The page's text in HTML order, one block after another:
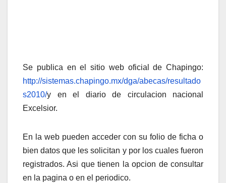
Se publica en el sitio web oficial de Chapingo:
http://sistemas.chapingo.mx/dga/abecas/resultado
s2010/y en el diario de circulacion nacional
Excelsior.
En la web pueden acceder con su folio de ficha o
bien datos que les solicitan y por los cuales fueron
registrados. Asi que tienen la opcion de consultar
en la pagina o en el periodico.